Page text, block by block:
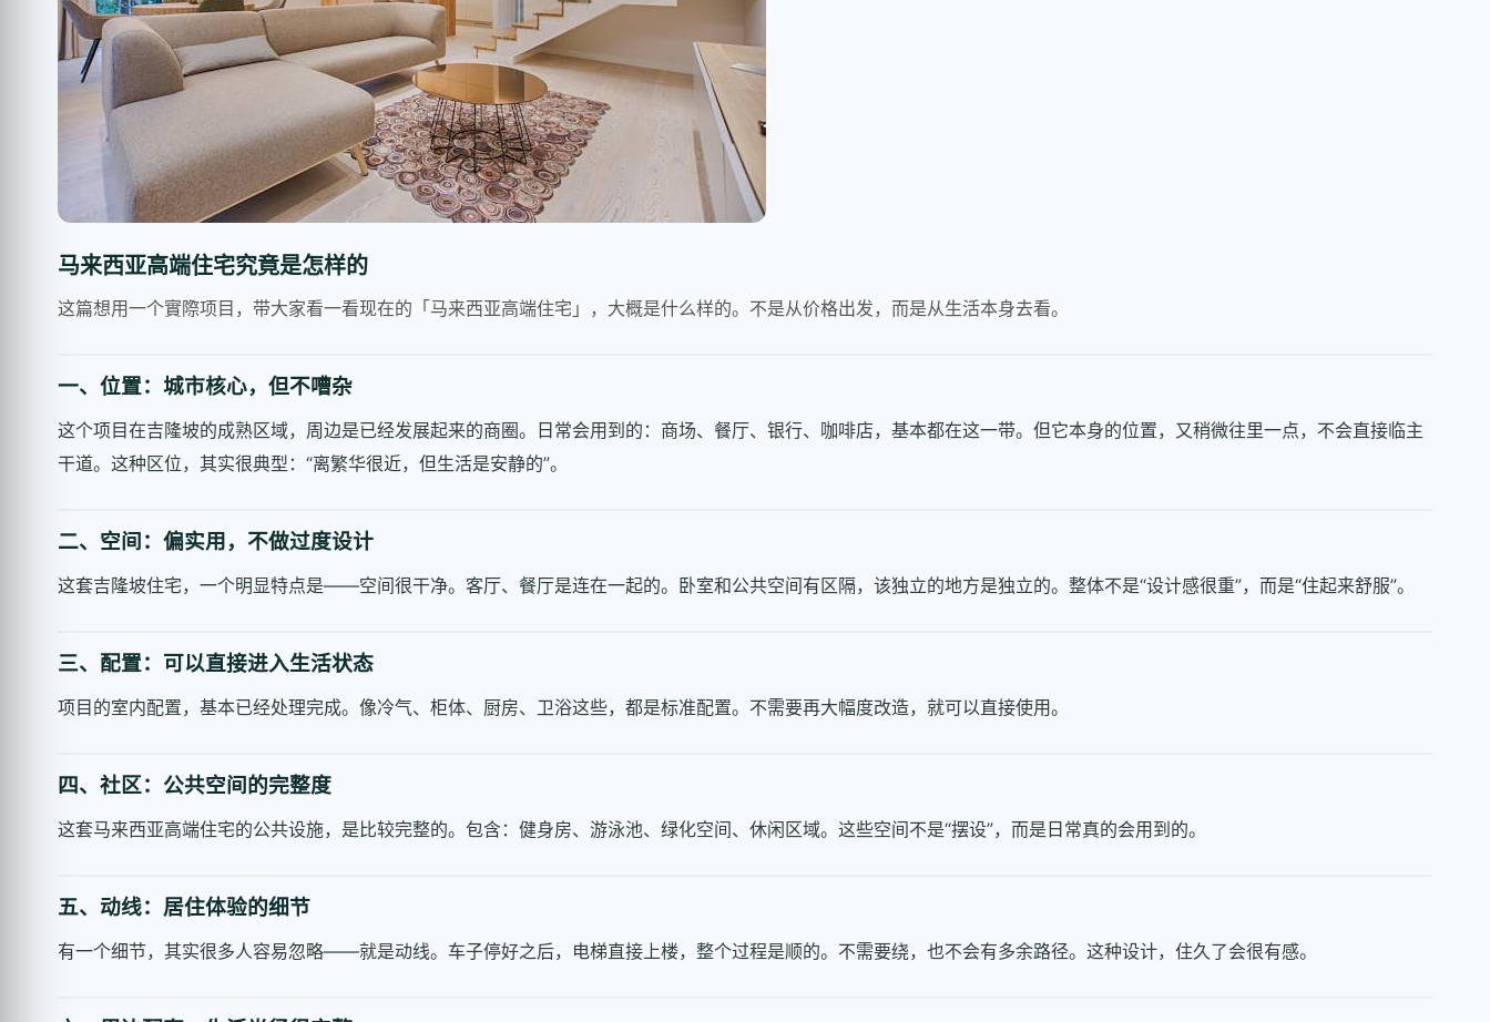
马来西亚高端住宅究竟是怎样的
这篇想用一个實際项目，带大家看一看现在的「马来西亚高端住宅」，大概是什么样的。不是从价格出发，而是从生活本身去看。
一、位置：城市核心，但不嘈杂
这个项目在吉隆坡的成熟区域，周边是已经发展起来的商圈。日常会用到的：商场、餐厅、银行、咖啡店，基本都在这一带。但它本身的位置，又稍微往里一点，不会直接临主
干道。这种区位，其实很典型：“离繁华很近，但生活是安静的”。
二、空间：偏实用，不做过度设计
这套吉隆坡住宅，一个明显特点是——空间很干净。客厅、餐厅是连在一起的。卧室和公共空间有区隔，该独立的地方是独立的。整体不是“设计感很重”，而是“住起来舒服”。
三、配置：可以直接进入生活状态
项目的室内配置，基本已经处理完成。像冷气、柜体、厨房、卫浴这些，都是标准配置。不需要再大幅度改造，就可以直接使用。
四、社区：公共空间的完整度
这套马来西亚高端住宅的公共设施，是比较完整的。包含：健身房、游泳池、绿化空间、休闲区域。这些空间不是“摆设”，而是日常真的会用到的。
五、动线：居住体验的细节
有一个细节，其实很多人容易忽略——就是动线。车子停好之后，电梯直接上楼，整个过程是顺的。不需要绕，也不会有多余路径。这种设计，住久了会很有感。